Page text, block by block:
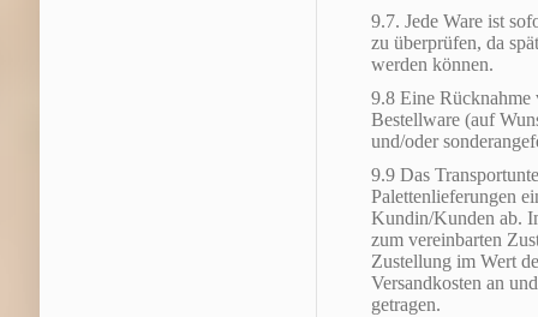
9.7. Jede Ware ist
zu überprüfen, da
werden können.
9.8 Eine Rücknahme
Bestellware (auf
und/oder
9.9 Das
Palettenlieferungen
Kundin/Kunden ab.
zum vereinbarten
Zustellung im Wert
Versandkosten an
getragen.